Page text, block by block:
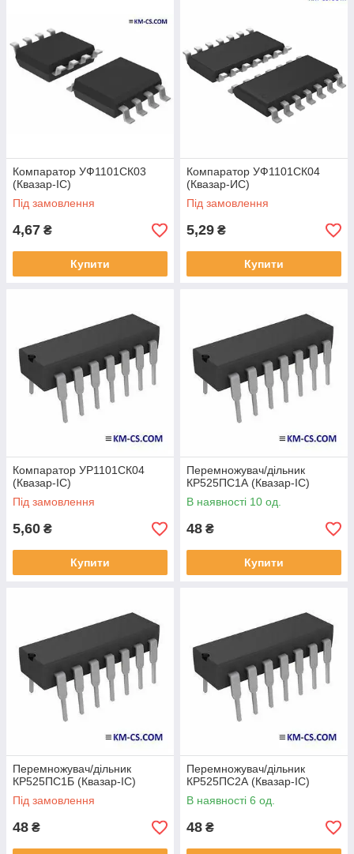
Компаратор УФ1101СК03
(Квазар-ІС)
Під замовлення
4,67 ₴
Купити
Компаратор УФ1101СК04
(Квазар-ИС)
Під замовлення
5,29 ₴
Купити
Компаратор УР1101СК04
(Квазар-ІС)
Під замовлення
5,60 ₴
Купити
Перемножувач/дільник
КР525ПС1А (Квазар-ІС)
В наявності 10 од.
48 ₴
Купити
Перемножувач/дільник
КР525ПС1Б (Квазар-ІС)
Під замовлення
48 ₴
Перемножувач/дільник
КР525ПС2А (Квазар-ІС)
В наявності 6 од.
48 ₴